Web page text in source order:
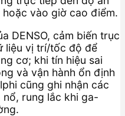
vào giờ cao điểm.
DENSO, cảm biến trục
liệu vị trí/tốc độ để
cơ; khi tín hiệu sai
và vận hành ổn định
cũng ghi nhận các
nổ, rung lắc khi ga-